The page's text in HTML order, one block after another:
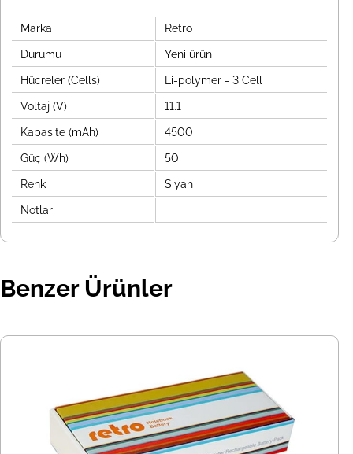
Marka Retro
Durumu Yeni ürün
Hücreler (Cells) Li-polymer - 3 Cell
Voltaj (V) 11.1
Kapasite (mAh) 4500
Güç (Wh) 50
Renk Siyah
Notlar
Benzer Ürünler